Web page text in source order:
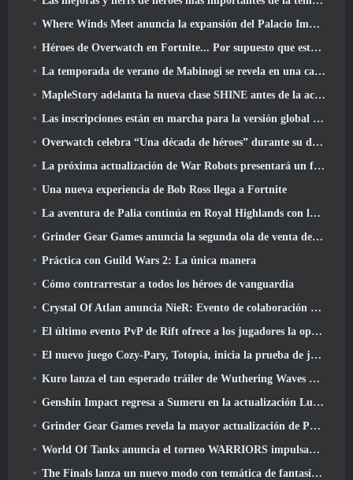
Where Winds Meet anuncia la expansión del Palacio Imperial y comparte una hoja de ruta de contenido "masiva"
Héroes de Overwatch en Fortnite... Por supuesto que estaba destinado a suceder
La temporada de verano de Mabinogi se revela en una carta del productor
MapleStory adelanta la nueva clase SHINE antes de la actualización de junio
Las inscripciones están en marcha para la versión global de la 'Prueba de prólogo' de Limit Zero Breakers de NCSoft
Overwatch celebra “Una década de héroes” durante su décimo aniversario
La próxima actualización de War Robots presentará un francotirador inspirado en Lovecraft
Una nueva experiencia de Bob Ross llega a Fortnite
La aventura de Palia continúa en Royal Highlands con la actualización de hoy
Grinder Gear Games anuncia la segunda ola de venta de entradas para ExileCon
Práctica con Guild Wars 2: La única manera
Cómo contrarrestar a todos los héroes de vanguardia
Crystal Of Atlan anuncia NieR: Evento de colaboración de autómatas
El último evento PvP de Rift ofrece a los jugadores la oportunidad de ganar hasta 4000 Créditos y un nuevo título
El nuevo juego Cozy-Pary, Totopia, inicia la prueba de juego beta cerrada
Kuro lanza el tan esperado tráiler de Wuthering Waves Cyberpunk: Cruce de Edgerunners
Genshin Impact regresa a Sumeru en la actualización Luna VII
Grinder Gear Games revela la mayor actualización de Path Of Exile II hasta el momento, El regreso de los antiguos
World Of Tanks anuncia el torneo WARRIORS impulsado por la comunidad
The Finals lanza un nuevo modo con temática de fantasía medieval, 'Dragon's Claim'